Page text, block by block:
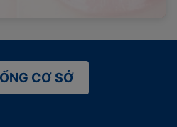
CƠ SỞ